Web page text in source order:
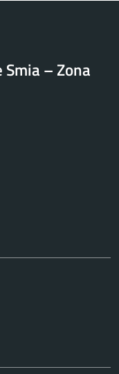
– Zona